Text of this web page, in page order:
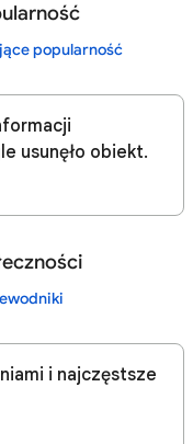
popularność
usunęło obiekt.
i najczęstsze